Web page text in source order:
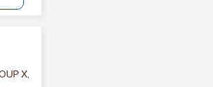
X,